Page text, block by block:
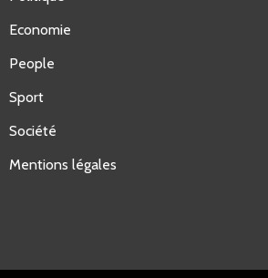
Economie
People
Sport
Société
Mentions légales